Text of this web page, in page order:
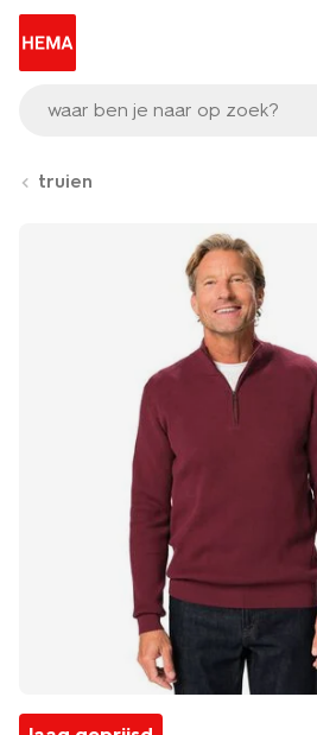
waar ben je naar op zoek?
truien